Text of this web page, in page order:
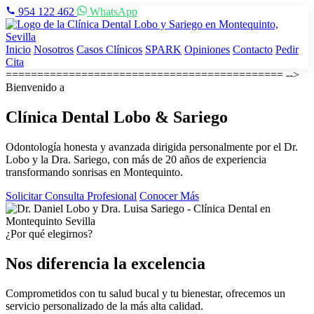
954 122 462 WhatsApp
Inicio Nosotros Casos Clínicos SPARK Opiniones Contacto Pedir
Cita
============================================ -->
Bienvenido a
Clínica Dental Lobo & Sariego
Odontología honesta y avanzada dirigida personalmente por el Dr.
Lobo y la Dra. Sariego, con más de 20 años de experiencia
transformando sonrisas en Montequinto.
Solicitar Consulta Profesional Conocer Más
¿Por qué elegirnos?
Nos diferencia la excelencia
Comprometidos con tu salud bucal y tu bienestar, ofrecemos un
servicio personalizado de la más alta calidad.